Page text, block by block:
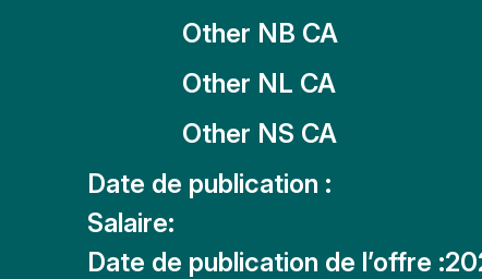
Other NB CA
Other NL CA
Other NS CA
Date de publication :
Salaire:
Date de publication de l’offre :